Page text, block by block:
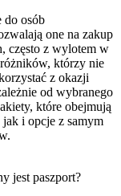
do osób
one na zakup
często z wylotem w
którzy nie
z okazji
od wybranego
które obejmują
i opcje z samym
jest paszport?